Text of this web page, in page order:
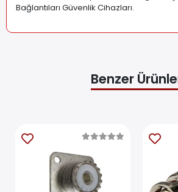
Bağlantıları Güvenlik Cihazları.
Benzer